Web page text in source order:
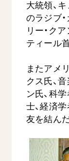
大統領、
のラジブ
リー・ク
ティール
またアメ
クス氏、
ン氏、科
士、経済
友を結んだ